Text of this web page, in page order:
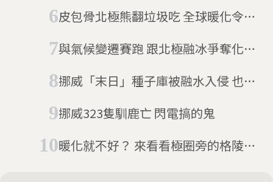
皮包骨北極熊翻垃圾吃 全球暖化令人
與氣候變遷賽跑 跟北極融冰爭奪化石
挪威「末日」種子庫被融水入侵 也許
挪威323隻馴鹿亡 閃電搞的鬼
暖化就不好？ 來看看極圈旁的格陵蘭